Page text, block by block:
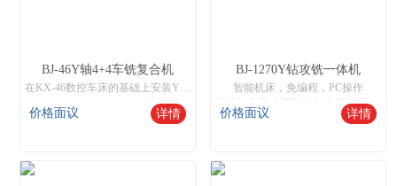
BJ-46Y轴4+4车铣复合机
价格面议 详情
BJ-1270Y钻攻铣一体机
智能机床，免编程，PC操作
数控机床网,中国数控机床网,智能数控机床
价格面议 详情